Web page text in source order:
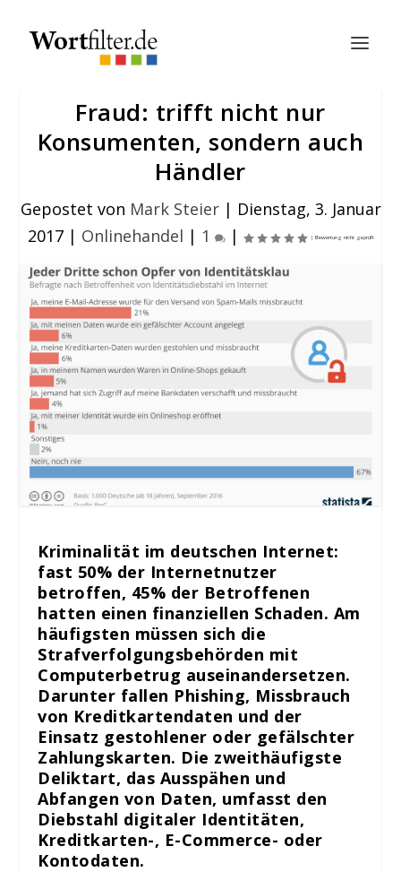
Fraud: trifft nicht nur
Konsumenten, sondern auch
Händler
Gepostet von Mark Steier| Dienstag, 3. Januar
2017| Onlinehandel | 1 |
Kriminalität im deutschen Internet:
fast 50% der Internetnutzer
betroffen, 45% der Betroffenen
hatten einen finanziellen Schaden. Am
häufigsten müssen sich die
Strafverfolgungsbehörden mit
Computerbetrug auseinandersetzen.
Darunter fallen Phishing, Missbrauch
von Kreditkartendaten und der
Einsatz gestohlener oder gefälschter
Zahlungskarten. Die zweithäufigste
Deliktart, das Ausspähen und
Abfangen von Daten, umfasst den
Diebstahl digitaler Identitäten,
Kreditkarten-, E-Commerce- oder
Kontodaten.